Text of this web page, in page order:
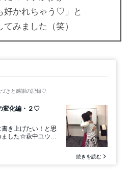
好かれちゃう♡」と
みました（笑）